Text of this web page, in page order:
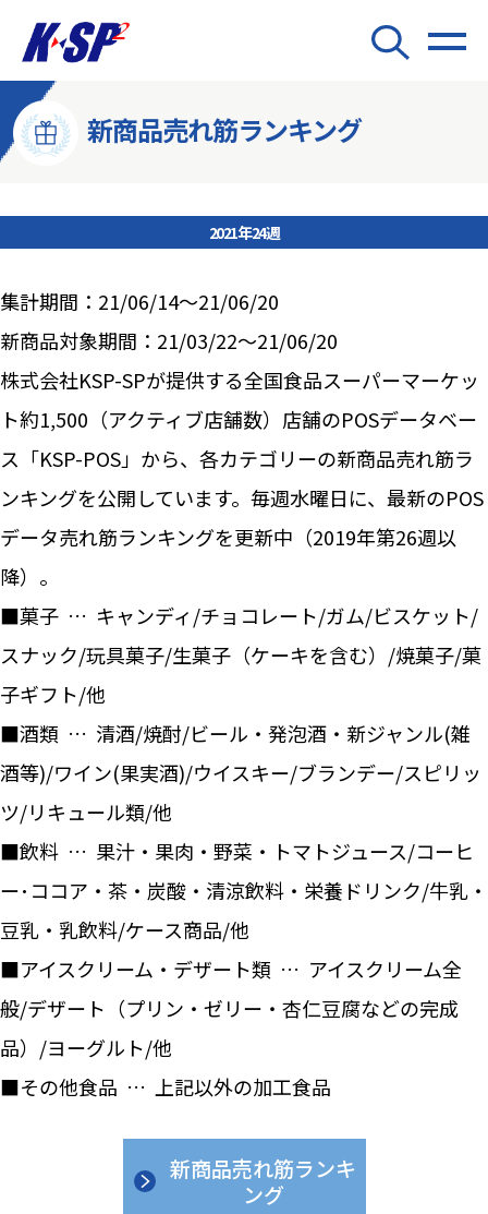
新商品売れ筋ランキング
2021年24週
集計期間：21/06/14～21/06/20
新商品対象期間：21/03/22～21/06/20
株式会社KSP-SPが提供する全国食品スーパーマーケッ
ト約1,500（アクティブ店舗数）店舗のPOSデータベー
ス「KSP-POS」から、各カテゴリーの新商品売れ筋ラ
ンキングを公開しています。毎週水曜日に、最新のPOS
データ売れ筋ランキングを更新中（2019年第26週以
降）。
■菓子 … キャンディ/チョコレート/ガム/ビスケット/
スナック/玩具菓子/生菓子（ケーキを含む）/焼菓子/菓
子ギフト/他
■酒類 … 清酒/焼酎/ビール・発泡酒・新ジャンル(雑
酒等)/ワイン(果実酒)/ウイスキー/ブランデー/スピリッ
ツ/リキュール類/他
■飲料 … 果汁・果肉・野菜・トマトジュース/コーヒ
ー･ココア・茶・炭酸・清涼飲料・栄養ドリンク/牛乳・
豆乳・乳飲料/ケース商品/他
■アイスクリーム・デザート類 … アイスクリーム全
般/デザート（プリン・ゼリー・杏仁豆腐などの完成
品）/ヨーグルト/他
■その他食品 … 上記以外の加工食品
新商品売れ筋ランキ
ング